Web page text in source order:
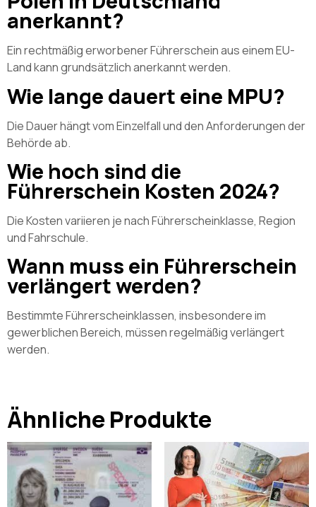
anerkannt?
Ein rechtmäßig erworbener Führerschein aus einem EU-
Land kann grundsätzlich anerkannt werden.
Wie lange dauert eine MPU?
Die Dauer hängt vom Einzelfall und den Anforderungen der
Behörde ab.
Wie hoch sind die
Führerschein Kosten 2024?
Die Kosten variieren je nach Führerscheinklasse, Region
und Fahrschule.
Wann muss ein Führerschein
verlängert werden?
Bestimmte Führerscheinklassen, insbesondere im
gewerblichen Bereich, müssen regelmäßig verlängert
werden.
Ähnliche Produkte